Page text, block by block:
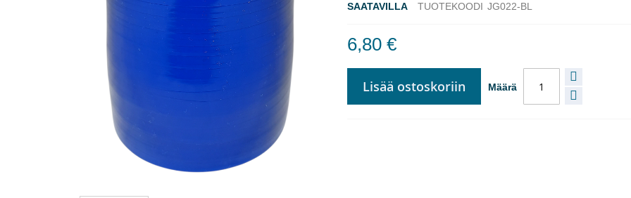
SAATAVILLA TUOTEKOODI JG022-BL
6,80 €
Määrä
Lisää ostoskoriin